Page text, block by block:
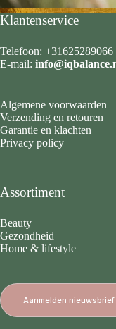
Klantenservice
Telefoon: +31625289066
E-mail:
Algemene voorwaarden
Verzending en retouren
Garantie en klachten
Privacy policy
Assortiment
Beauty
Gezondheid
Home & lifestyle
Aanmelden nieuwsbrief